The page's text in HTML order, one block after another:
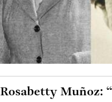
Rosabetty Muñoz: